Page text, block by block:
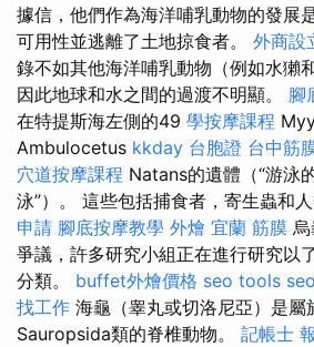
據信，他們作為海洋哺乳動物的發展
可用性並逃離了土地掠食者。 外商設
錄不如其他海洋哺乳動物（例如水獺
因此地球和水之間的過渡不明顯。 腳
在特提斯海左側的49 學按摩課程
Ambulocetus kkday 台胞證 台中筋
穴道按摩課程 Natans的遺體（“游泳
泳”）。 這些包括捕食者，寄生蟲和
申請 腳底按摩教學 外燴 宜蘭 筋膜
爭議，許多研究小組正在進行研究以
分類。 buffet外燴價格 seo tools
找工作 海龜（睾丸或切洛尼亞）是
Sauropsida類的脊椎動物。 記帳士